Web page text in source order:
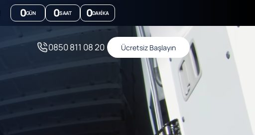
0GÜN 0SAAT 0DAKIKA
0850 811 08 20 Ücretsiz Başlayın